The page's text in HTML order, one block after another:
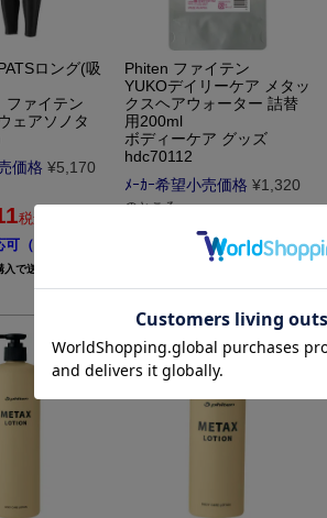
ロング(吸
ファイテン
ェアソノタ
価格 ¥5,170
税込
（290円）
で送料無料！
Phiten ファイテン
YUKOデイリーケア メタッ
クスヘアウォーター 詰替
用200ml
ボディーケア グッズ
hdc70112
ﾒｰｶｰ希望小売価格 ¥1,320
のところ
1,254税込
５千円以上ご購入で 送料無料！